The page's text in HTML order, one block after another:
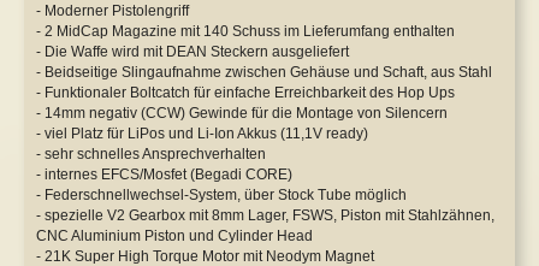
- Moderner Pistolengriff
- 2 MidCap Magazine mit 140 Schuss im Lieferumfang enthalten
- Die Waffe wird mit DEAN Steckern ausgeliefert
- Beidseitige Slingaufnahme zwischen Gehäuse und Schaft, aus Stahl
- Funktionaler Boltcatch für einfache Erreichbarkeit des Hop Ups
- 14mm negativ (CCW) Gewinde für die Montage von Silencern
- viel Platz für LiPos und Li-Ion Akkus (11,1V ready)
- sehr schnelles Ansprechverhalten
- internes EFCS/Mosfet (Begadi CORE)
- Federschnellwechsel-System, über Stock Tube möglich
- spezielle V2 Gearbox mit 8mm Lager, FSWS, Piston mit Stahlzähnen,
CNC Aluminium Piston und Cylinder Head
- 21K Super High Torque Motor mit Neodym Magnet